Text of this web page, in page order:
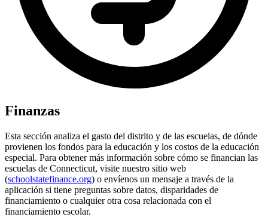
Finanzas
Esta sección analiza el gasto del distrito y de las escuelas, de dónde
provienen los fondos para la educación y los costos de la educación
especial. Para obtener más información sobre cómo se financian las
escuelas de Connecticut, visite nuestro sitio web
(schoolstatefinance.org) o envíenos un mensaje a través de la
aplicación si tiene preguntas sobre datos, disparidades de
financiamiento o cualquier otra cosa relacionada con el
financiamiento escolar.